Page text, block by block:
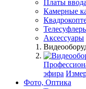
Платы
Камерные
Аксессуары
эфира
Фото, Оптика